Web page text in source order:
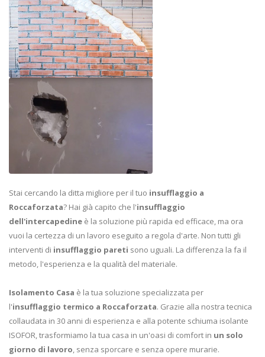
Stai cercando la ditta migliore per il tuo insufflaggio a
Roccaforzata? Hai già capito che l'insufflaggio
dell'intercapedine è la soluzione più rapida ed efficace, ma ora
vuoi la certezza di un lavoro eseguito a regola d'arte. Non tutti gli
interventi di insufflaggio pareti sono uguali. La differenza la fa il
metodo, l'esperienza e la qualità del materiale.
Isolamento Casa è la tua soluzione specializzata per
l'insufflaggio termico a Roccaforzata. Grazie alla nostra tecnica
collaudata in 30 anni di esperienza e alla potente schiuma isolante
ISOFOR, trasformiamo la tua casa in un'oasi di comfort in un solo
giorno di lavoro, senza sporcare e senza opere murarie.